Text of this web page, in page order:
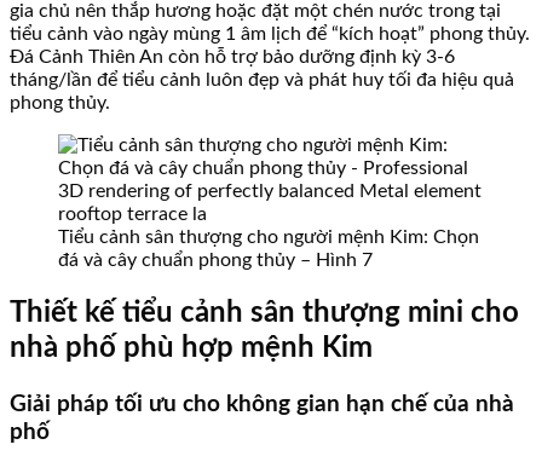
gia chủ nên thắp hương hoặc đặt một chén nước trong tại
tiểu cảnh vào ngày mùng 1 âm lịch để “kích hoạt” phong thủy.
Đá Cảnh Thiên An còn hỗ trợ bảo dưỡng định kỳ 3-6
tháng/lần để tiểu cảnh luôn đẹp và phát huy tối đa hiệu quả
phong thủy.
Tiểu cảnh sân thượng cho người mệnh Kim: Chọn
đá và cây chuẩn phong thủy – Hình 7
Thiết kế tiểu cảnh sân thượng mini cho
nhà phố phù hợp mệnh Kim
Giải pháp tối ưu cho không gian hạn chế của nhà
phố